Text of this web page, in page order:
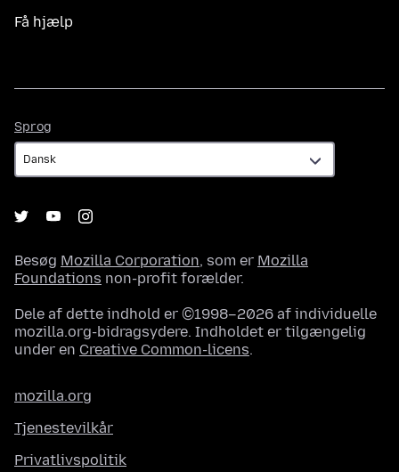
Få hjælp
Sprog
Besøg Mozilla Corporation, som er Mozilla
Foundations non-profit forælder.
Dele af dette indhold er ©1998–2026 af individuelle
mozilla.org-bidragsydere. Indholdet er tilgængelig
under en Creative Common-licens.
mozilla.org
Tjenestevilkår
Privatlivspolitik